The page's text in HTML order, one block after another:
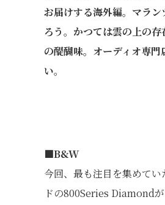
お届けする海外編。マラ
ろう。かつては雲の上の
の醍醐味。オーディオ専
い。
■B&W
今回、最も注目を集めて
ドの800Series Diamond